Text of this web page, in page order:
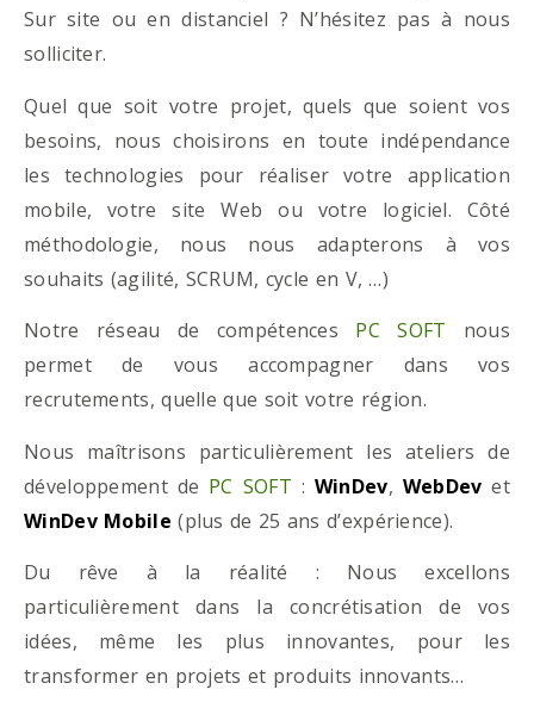
Sur site ou en distanciel ? N’hésitez pas à nous
solliciter.
Quel que soit votre projet, quels que soient vos
besoins, nous choisirons en toute indépendance
les technologies pour réaliser votre application
mobile, votre site Web ou votre logiciel. Côté
méthodologie, nous nous adapterons à vos
souhaits (agilité, SCRUM, cycle en V, …)
Notre réseau de compétences PC SOFT nous
permet de vous accompagner dans vos
recrutements, quelle que soit votre région.
Nous maîtrisons particulièrement les ateliers de
développement de PC SOFT : WinDev, WebDev et
WinDev Mobile (plus de 25 ans d’expérience).
Du rêve à la réalité : Nous excellons
particulièrement dans la concrétisation de vos
idées, même les plus innovantes, pour les
transformer en projets et produits innovants…